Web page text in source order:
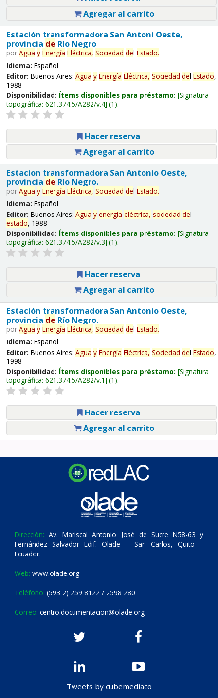
Agregar al carrito
Estación transformadora San Antoni Oeste,
provincia deRío Negro
por Agua y Energía Eléctrica, Sociedad del Estado.
Idioma: Español
Editor: Buenos Aires: Agua y Energía Eléctrica, Sociedad del Estado,
1988
Disponibilidad: Ítems disponibles para préstamo: Signatura
topográfica: 621.374.5/A282/v.4 (1).
Hacer reserva
Agregar al carrito
Estacion transformadora San Antonio Oeste,
provincia deRío Negro.
por Agua y Energía Eléctrica, Sociedad del Estado.
Idioma: Español
Editor: Buenos Aires: Agua y energía eléctrica, sociedad del
estado, 1988
Disponibilidad: Ítems disponibles para préstamo: Signatura
topográfica: 621.374.5/A282/v.3 (1).
Hacer reserva
Agregar al carrito
Estación transformadora San Antonio Oeste,
provincia deRío Negro.
por Agua y Energía Eléctrica, Sociedad del Estado.
Idioma: Español
Editor: Buenos Aires: Agua y Energía Eléctrica, Sociedad del Estado,
1998
Disponibilidad: Ítems disponibles para préstamo: Signatura
topográfica: 621.374.5/A282/v.1 (1).
Hacer reserva
Agregar al carrito
Dirección: Av. Mariscal Antonio José de Sucre N58-63 y
Fernández Salvador Edif. Olade – San Carlos, Quito –
Ecuador.
Web: www.olade.org
Teléfono: (593 2) 259 8122 / 2598 280
Correo: centro.documentacion@olade.org
Tweets by cubemediaco